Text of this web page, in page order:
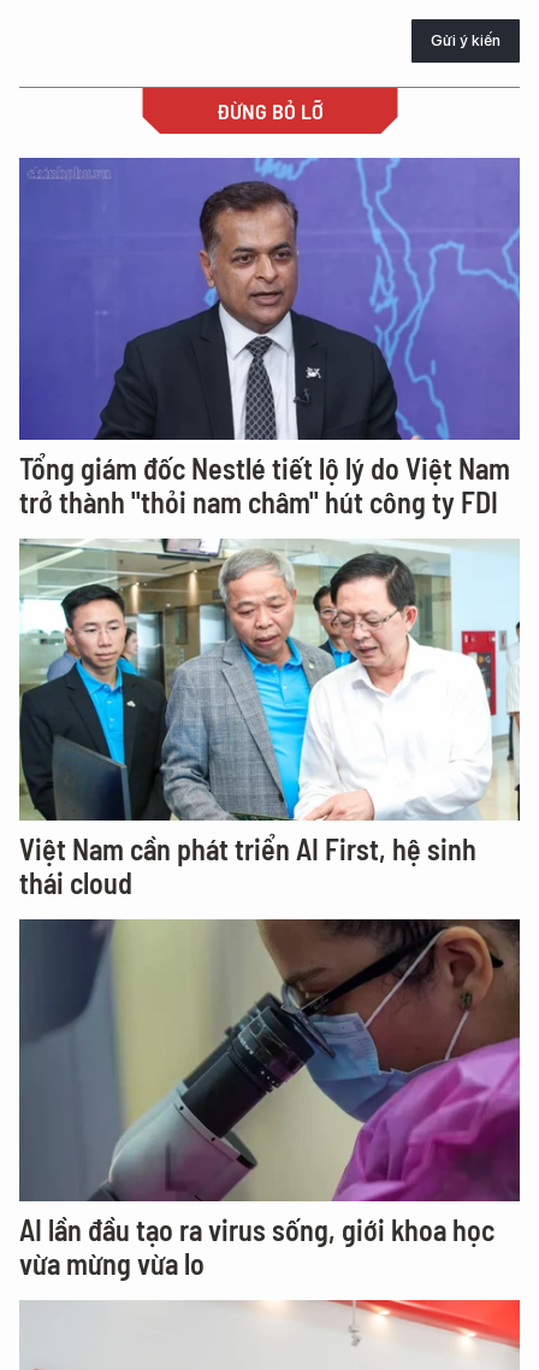
Gửi ý kiến
ĐỪNG BỎ LỠ
Tổng giám đốc Nestlé tiết lộ lý do Việt Nam
trở thành "thỏi nam châm" hút công ty FDI
Việt Nam cần phát triển AI First, hệ sinh
thái cloud
AI lần đầu tạo ra virus sống, giới khoa học
vừa mừng vừa lo